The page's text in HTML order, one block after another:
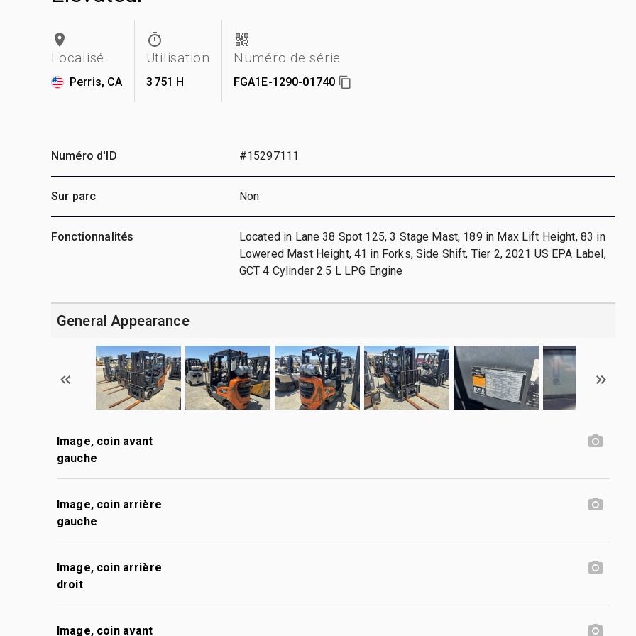
Localisé
Perris, CA
Utilisation
3 751 H
Numéro de série
FGA1E-1290-01740
Numéro d'ID #15297111
Sur parc Non
Fonctionnalités
Located in Lane 38 Spot 125, 3 Stage Mast, 189 in Max Lift Height, 83 in
Lowered Mast Height, 41 in Forks, Side Shift, Tier 2, 2021 US EPA Label,
GCT 4 Cylinder 2.5 L LPG Engine
General Appearance
Image, coin avant
gauche
Image, coin arrière
gauche
Image, coin arrière
droit
Image, coin avant